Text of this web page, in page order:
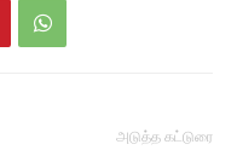
அடுத்த கட்டுரை